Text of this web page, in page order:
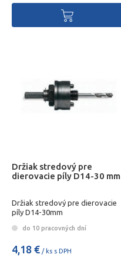
Držiak stredový pre
dierovacie píly D14-30 mm
Držiak stredový pre dierovacie
píly D14-30mm
do 10 pracovných dní
4,18 € / ks s DPH